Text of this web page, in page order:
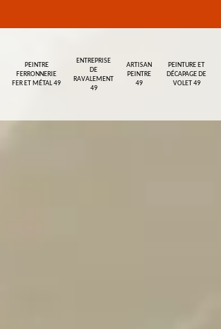
PEINTRE
FERRONNERIE
FER ET MÉTAL 49
ENTREPRISE
DE
RAVALEMENT
49
ARTISAN
PEINTRE
49
PEINTURE ET
DÉCAPAGE DE
VOLET 49